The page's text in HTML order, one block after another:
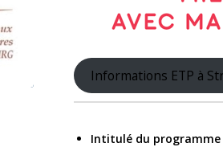
Informations ETP à
Intitulé du programme